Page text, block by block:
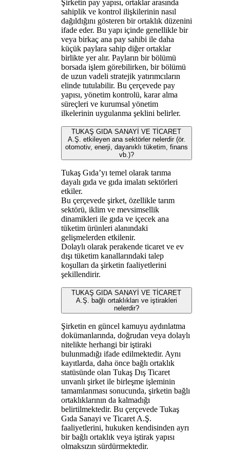
Şirketin pay yapısı, ortaklar arasında
sahiplik ve kontrol ilişkilerinin nasıl
dağıldığını gösteren bir ortaklık düzenini
ifade eder. Bu yapı içinde genellikle bir
veya birkaç ana pay sahibi ile daha
küçük paylara sahip diğer ortaklar
birlikte yer alır. Payların bir bölümü
borsada işlem görebilirken, bir bölümü
de uzun vadeli stratejik yatırımcıların
elinde tutulabilir. Bu çerçevede pay
yapısı, yönetim kontrolü, karar alma
süreçleri ve kurumsal yönetim
ilkelerinin uygulanma şeklini belirler.
TUKAŞ GIDA SANAYİ VE TİCARET
A.Ş. etkileyen ana sektörler nelerdir (ör.
otomotiv, enerji, dayanıklı tüketim, finans
vb.)?
Tukaş Gıda’yı temel olarak tarıma
dayalı gıda ve gıda imalatı sektörleri
etkiler.
Bu çerçevede şirket, özellikle tarım
sektörü, iklim ve mevsimsellik
dinamikleri ile gıda ve içecek ana
tüketim ürünleri alanındaki
gelişmelerden etkilenir.
Dolaylı olarak perakende ticaret ve ev
dışı tüketim kanallarındaki talep
koşulları da şirketin faaliyetlerini
şekillendirir.
TUKAŞ GIDA SANAYİ VE TİCARET
A.Ş. bağlı ortaklıkları ve iştirakleri
nelerdir?
Şirketin en güncel kamuyu aydınlatma
dokümanlarında, doğrudan veya dolaylı
nitelikte herhangi bir iştiraki
bulunmadığı ifade edilmektedir. Aynı
kayıtlarda, daha önce bağlı ortaklık
statüsünde olan Tukaş Dış Ticaret
unvanlı şirket ile birleşme işleminin
tamamlanması sonucunda, şirketin bağlı
ortaklıklarının da kalmadığı
belirtilmektedir. Bu çerçevede Tukaş
Gıda Sanayi ve Ticaret A.Ş.
faaliyetlerini, hukuken kendisinden ayrı
bir bağlı ortaklık veya iştirak yapısı
olmaksızın sürdürmektedir.